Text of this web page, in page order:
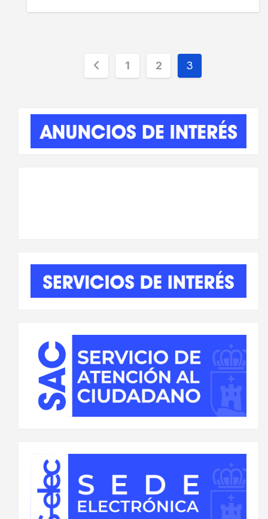
Paginación
entradas
1 2 3